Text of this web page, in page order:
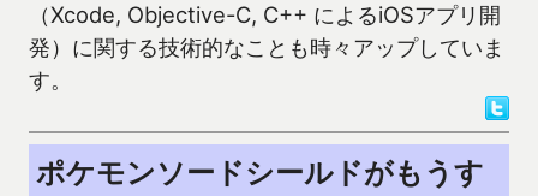
（Xcode, Objective-C, C++ によるiOSアプリ開
発）に関する技術的なことも時々アップしていま
す。
ポケモンソードシールドがもうす